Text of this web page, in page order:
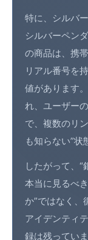
特に、シルバ
シルバーペン
の商品は、携
リアル番号を
値があります
れ、ユーザー
で、複数のリ
も知らない”状
したがって、“
本当に見るべ
か”ではなく、
アイデンティ
録は残ってい